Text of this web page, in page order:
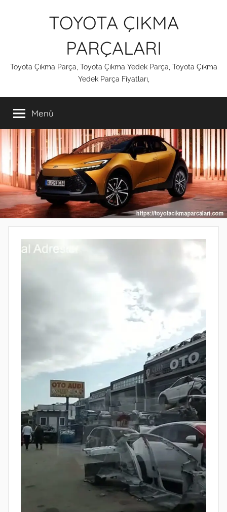
TOYOTA ÇIKMA
PARÇALARI
Toyota Çıkma Parça, Toyota Çıkma Yedek Parça, Toyota Çıkma
Yedek Parça Fiyatları,
Menü